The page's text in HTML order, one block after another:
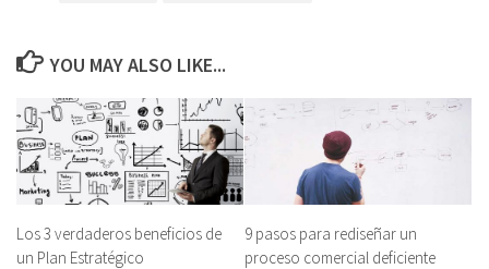
YOU MAY ALSO LIKE...
Los 3 verdaderos beneficios de
un Plan Estratégico
9 pasos para rediseñar un
proceso comercial deficiente